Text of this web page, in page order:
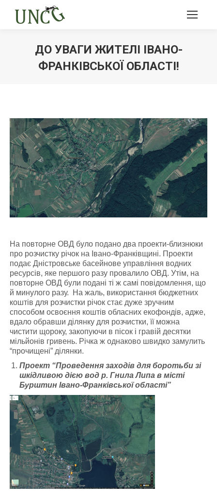
ДО УВАГИ ЖИТЕЛІ ІВАНО-
ФРАНКІВСЬКОЇ ОБЛАСТІ!
На повторне ОВД було подано два проекти-близнюки
про розчистку річок на Івано-Франківщині. Проекти
подає Дністровське басейнове управління водних
ресурсів, яке першого разу провалило ОВД. Утім, на
повторне ОВД були подані ті ж самі повідомлення, що
й минулого разу. На жаль, використання бюджетних
коштів для розчистки річок стає дуже зручним
способом освоєння коштів обласних екофондів, адже,
вдало обравши ділянку для розчистки, її можна
чистити щороку, закопуючи в пісок і гравій десятки
мільйонів гривень. Річка ж однаково швидко замулить
“прочищені” ділянки.
Проект “Проведення заходів для боротьби зі
шкідливою дією вод р. Гнила Липа в місті
Бурштин Івано-Франківської області”